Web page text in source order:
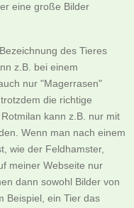
eine große Bilder
des Tieres
z.B. bei einem
nur "Magerrasen"
die richtige
kann z.B. nur mit
Wenn man nach einem
wie der Feldhamster,
meiner Webseite nur
dann sowohl Bilder von
Beispiel, ein Tier das